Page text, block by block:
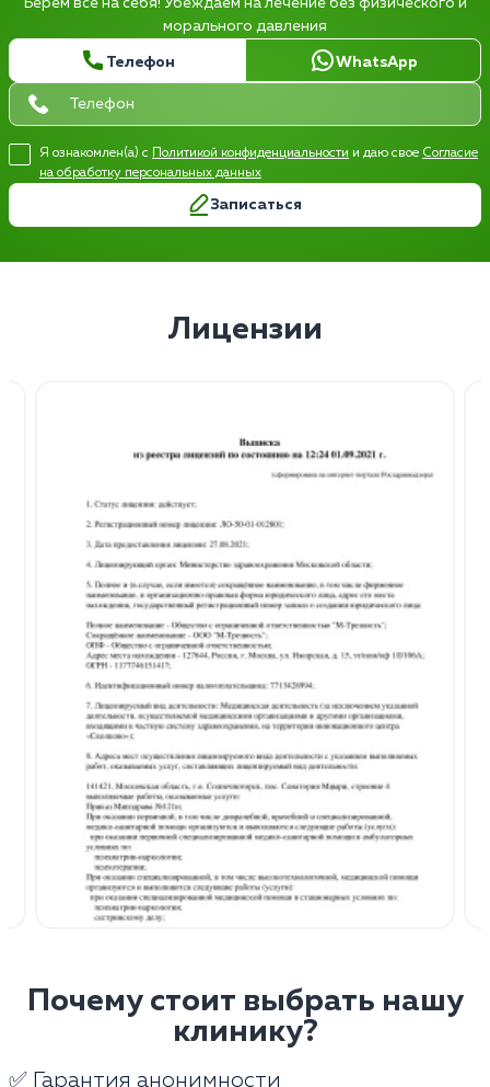
Берем все на себя! Убеждаем на лечение без физического и
морального давления
Телефон WhatsApp
Я ознакомлен(а) с Политикой конфиденциальности и даю свое Согласие
на обработку персональных данных
Записаться
Лицензии
Почему стоит выбрать нашу
клинику?
✅ Гарантия анонимности